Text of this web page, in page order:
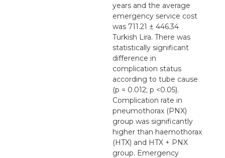
years and the average
emergency service cost
was 711.21 ± 446.34
Turkish Lira. There was
statistically significant
difference in
complication status
according to tube cause
(p = 0.012; p <0.05).
Complication rate in
pneumothorax (PNX)
group was significantly
higher than haemothorax
(HTX) and HTX + PNX
group. Emergency